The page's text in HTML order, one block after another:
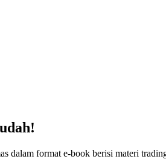
dalam format e-book berisi materi